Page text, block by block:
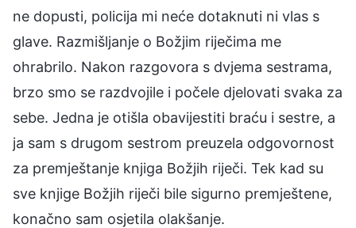
ne dopusti, policija mi neće dotaknuti ni vlas s
glave. Razmišljanje o Božjim riječima me
ohrabrilo. Nakon razgovora s dvjema sestrama,
brzo smo se razdvojile i počele djelovati svaka za
sebe. Jedna je otišla obavijestiti braću i sestre, a
ja sam s drugom sestrom preuzela odgovornost
za premještanje knjiga Božjih riječi. Tek kad su
sve knjige Božjih riječi bile sigurno premještene,
konačno sam osjetila olakšanje.